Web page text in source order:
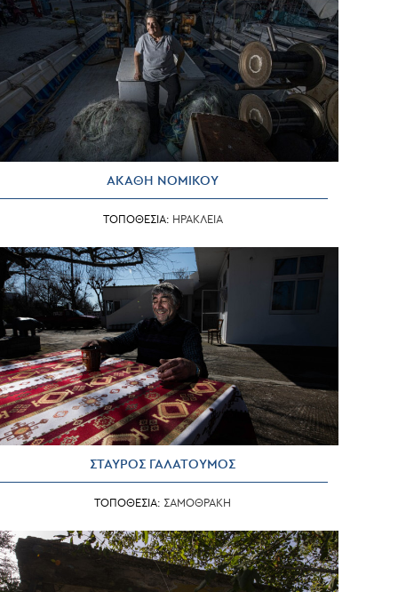
ΑΚΑΘΗ ΝΟΜΙΚΟΥ
ΤΟΠΟΘΕΣΙΑ: ΗΡΑΚΛΕΙΑ
ΣΤΑΥΡΟΣ ΓΑΛΑΤΟΥΜΟΣ
ΤΟΠΟΘΕΣΙΑ: ΣΑΜΟΘΡΑΚΗ